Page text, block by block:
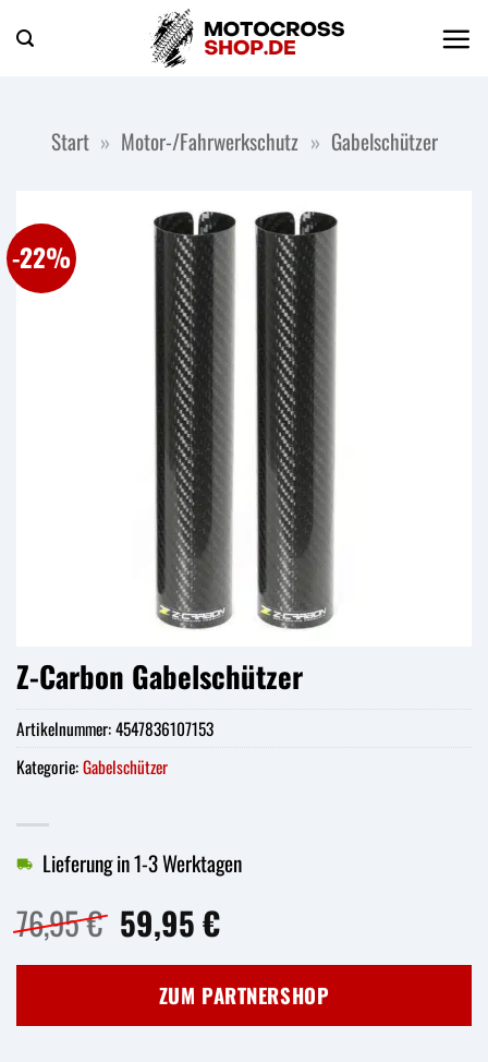
Inhalt
Start » Motor-/Fahrwerkschutz » Gabelschützer
-22%
Z-Carbon Gabelschützer
76,95€ Ursprünglicher
Preis
war:
76,95 €
59,95€Aktueller
ist:
59,95 €.
Lieferung in 1-3 Werktagen
ZUM PARTNERSHOP
Artikelnummer:4547836107153
Kategorie:Gabelschützer